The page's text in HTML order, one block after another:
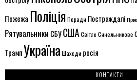
Пожежа Поліція Поради Постраждалі
Рятувальники СБУСШАСвітло Синельникове
ТрампУкраїнаШахеди росія
КОНТАКТИ